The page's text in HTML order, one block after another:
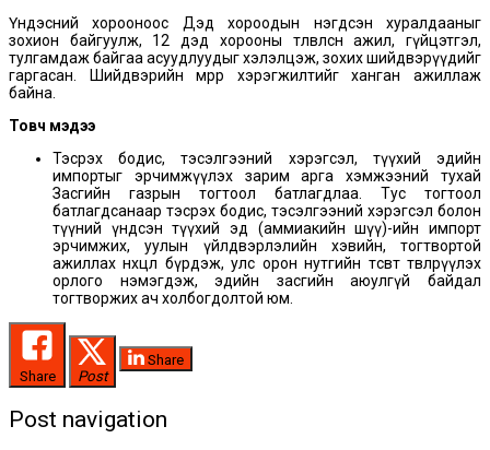
Үндэсний хорооноос Дэд хороодын нэгдсэн хуралдааныг
зохион байгуулж, 12 дэд хорооны төлөвлөсөн ажил, гүйцэтгэл,
тулгамдаж байгаа асуудлуудыг хэлэлцэж, зохих шийдвэрүүдийг
гаргасан. Шийдвэрийн мөрөөр хэрэгжилтийг ханган ажиллаж
байна.
Товч мэдээ
Тэсрэх бодис, тэсэлгээний хэрэгсэл, түүхий эдийн
импортыг эрчимжүүлэх зарим арга хэмжээний тухай
Засгийн газрын тогтоол батлагдлаа. Тус тогтоол
батлагдсанаар тэсрэх бодис, тэсэлгээний хэрэгсэл болон
түүний үндсэн түүхий эд (аммиакийн шүү)-ийн импорт
эрчимжих, уулын үйлдвэрлэлийн хэвийн, тогтвортой
ажиллах нөхцөл бүрдэж, улс орон нутгийн төсөвт төвлөрүүлэх
орлого нэмэгдэж, эдийн засгийн аюулгүй байдал
тогтворжих ач холбогдолтой юм.
Share Post
Share
Post navigation